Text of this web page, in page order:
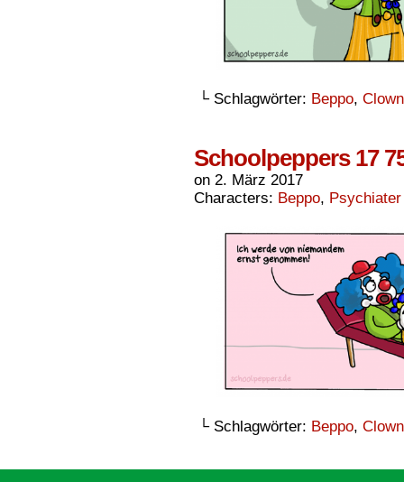
└ Schlagwörter: Beppo, Clown
Schoolpeppers 17
on 2. März 2017
Characters: Beppo, Psychiater
└ Schlagwörter: Beppo, Clown